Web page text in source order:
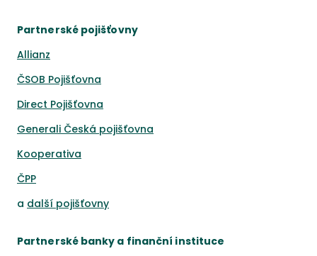
Partnerské pojišťovny
Allianz
ČSOB Pojišťovna
Direct Pojišťovna
Generali Česká pojišťovna
Kooperativa
ČPP
a další pojišťovny
Partnerské banky a finanční instituce